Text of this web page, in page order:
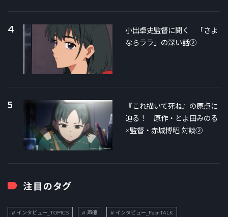
4
小出卓史監督に聞く 「さよ
ならララ」の深い話②
5
『これ描いて死ね』の原点に
迫る！ 原作・とよ田みのる
×監督・赤城博昭 対談②
注目のタグ
インタビュー_TOPICS 声優 インタビュー_FebriTALK